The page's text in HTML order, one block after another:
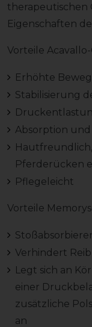
therapeutischen
Eigenschaften
Vorteile Acavallo-
Erhöhte
Stabilisierung
Absorption
Pferderücken
Pflegeleicht
Vorteile
Verhindert
Legt sich an
einer
zusätzliche
an